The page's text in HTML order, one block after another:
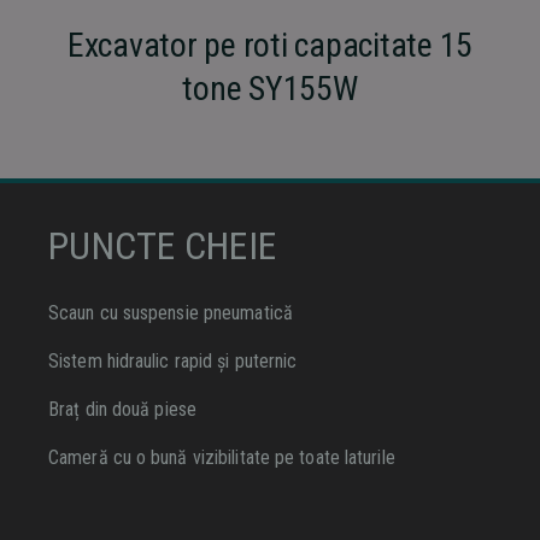
Excavator pe roti capacitate 15
tone SY155W
PUNCTE CHEIE
Scaun cu suspensie pneumatică
Sistem hidraulic rapid și puternic
Braț din două piese
Cameră cu o bună vizibilitate pe toate laturile